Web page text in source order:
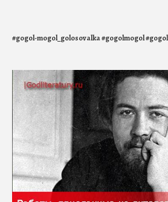
#gogol-mogol_golosovalka#gogolmogol#